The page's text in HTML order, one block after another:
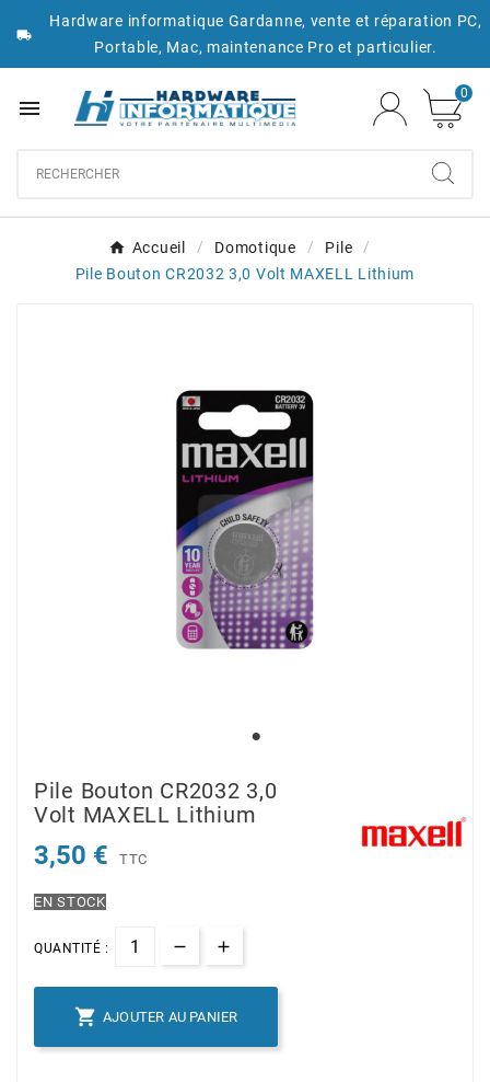

Hardware informatique Gardanne, vente et réparation PC,
Portable, Mac, maintenance Pro et particulier.

0
Accueil Domotique
Pile
Pile Bouton CR2032 3,0 Volt MAXELL Lithium
Pile Bouton CR2032 3,0
Volt MAXELL Lithium
3,50 € TTC
EN STOCK
QUANTITÉ :
 AJOUTER AU PANIER